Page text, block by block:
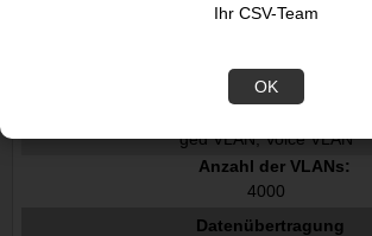
Ihr CSV-Team
OK
Virtuelle LAN-Funktionen:
ged VLAN, Voice VLAN
Anzahl der VLANs:
4000
Datenübertragung